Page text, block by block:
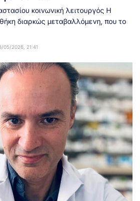
κοινωνική λειτουργός Η
διαρκώς μεταβαλλόμενη, που το
05/2026, 21:41